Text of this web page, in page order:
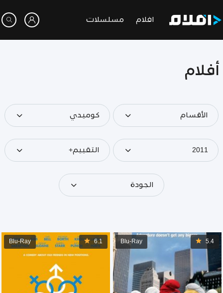
افلام مسلسلات
أفلام
الأقسام كوميدي
2011 التقييم+
الجودة
5.4
Blu-Ray
6.1
Blu-Ray